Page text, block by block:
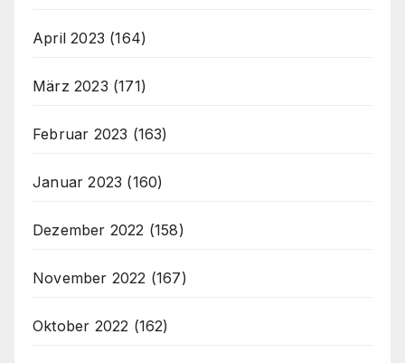
April 2023 (164)
März 2023 (171)
Februar 2023 (163)
Januar 2023 (160)
Dezember 2022 (158)
November 2022 (167)
Oktober 2022 (162)